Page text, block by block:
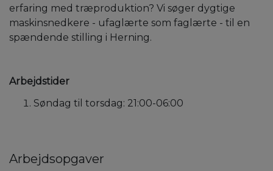
erfaring med træproduktion? Vi søger dygtige
maskinsnedkere - ufaglærte som faglærte - til en
spændende stilling i Herning.
Arbejdstider
Søndag til torsdag: 21:00-06:00
Arbejdsopgaver